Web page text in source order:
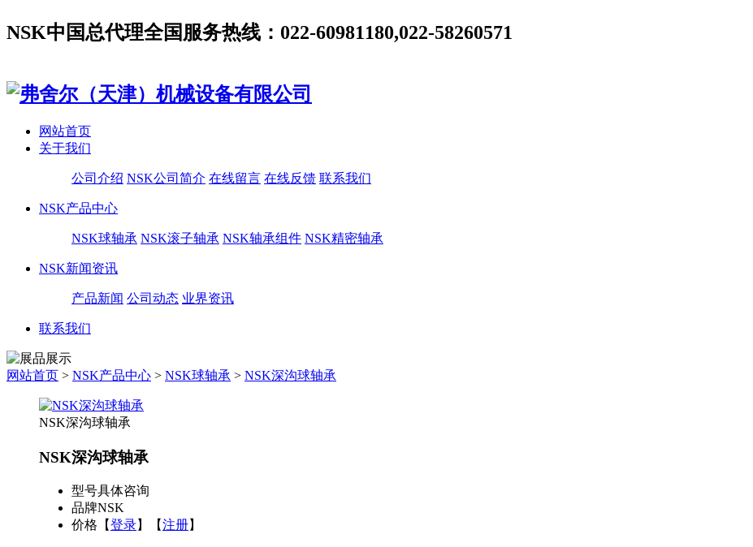
NSK中国总代理全国服务热线：022-60981180,022-58260571
网站首页
关于我们
公司介绍 NSK公司简介 在线留言 在线反馈 联系我们
NSK产品中心
NSK球轴承 NSK滚子轴承 NSK轴承组件 NSK精密轴承
NSK新闻资讯
产品新闻 公司动态 业界资讯
联系我们
网站首页 > NSK产品中心 > NSK球轴承 > NSK深沟球轴承
NSK深沟球轴承
NSK深沟球轴承
型号具体咨询
品牌NSK
价格 【登录】【注册】